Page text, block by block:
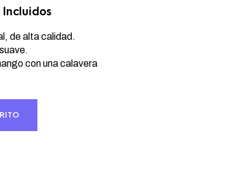
Incluidos
de alta calidad.
con una calavera